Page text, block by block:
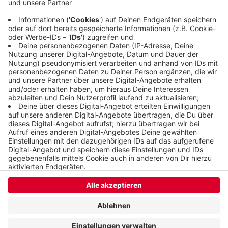
Lieferverkehr.
Veröffentlicht:Dienstag, 20.09.2022 09:50
Anzeige
Anzeige